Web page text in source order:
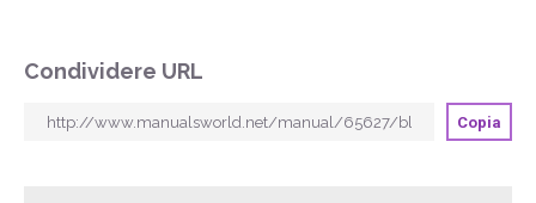
Condividere URL
Copia